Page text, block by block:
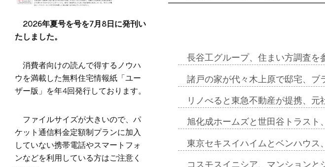
長谷工グループ、住まい方調査
諸戸の家が代々木上原で邸宅、
リノべると東急不動産が提携、
旭化成ホームズと世田谷トラス
東京セキスイハイムとベンハウス
コスモスイニシア、マンション
2026年夏号を号を7月8日に発刊い
たしました。
消費者向けの読んで得するノウハ
ウを満載した無料住宅情報紙「ユー
ザー版」を年4回発行しております。
ファイルサイズが大きいので、パ
ケット通信料金定額制プランに加入
していない携帯電話やスマートフォ
ンなどを利用している方はご注意く